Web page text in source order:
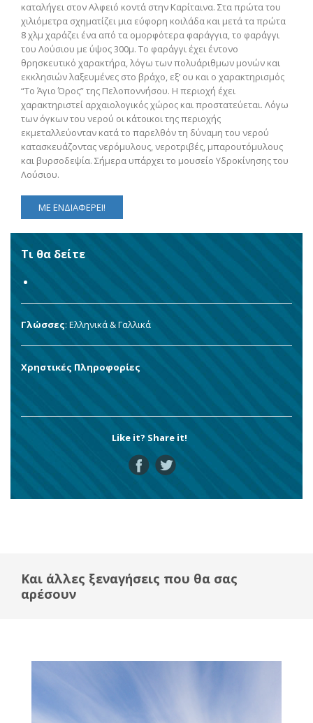
καταλήγει στον Αλφειό κοντά στην Καρίταινα. Στα πρώτα του
χιλιόμετρα σχηματίζει μια εύφορη κοιλάδα και μετά τα πρώτα
8 χλμ χαράζει ένα από τα ομορφότερα φαράγγια, το φαράγγι
του Λούσιου με ύψος 300μ. Το φαράγγι έχει έντονο
θρησκευτικό χαρακτήρα, λόγω των πολυάριθμων μονών και
εκκλησιών λαξευμένες στο βράχο, εξ’ ου και ο χαρακτηρισμός
“Το Άγιο Όρος” της Πελοποννήσου. Η περιοχή έχει
χαρακτηριστεί αρχαιολογικός χώρος και προστατεύεται. Λόγω
των όγκων του νερού οι κάτοικοι της περιοχής
εκμεταλλεύονταν κατά το παρελθόν τη δύναμη του νερού
κατασκευάζοντας νερόμυλους, νεροτριβές, μπαρουτόμυλους
και βυρσοδεψία. Σήμερα υπάρχει το μουσείο Υδροκίνησης του
Λούσιου.
ΜΕ ΕΝΔΙΑΦΕΡΕΙ!
Τι θα δείτε
Γλώσσες: Ελληνικά & Γαλλικά
Χρηστικές Πληροφορίες
Like it? Share it!
Και άλλες ξεναγήσεις που θα σας
αρέσουν